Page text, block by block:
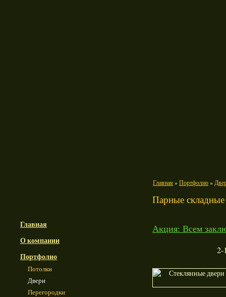
Главная»Портфолио»
Парные складные
Главная
О компании
Портфолио
Потолки
Двери
Перегородки
Акция: Всем
2-